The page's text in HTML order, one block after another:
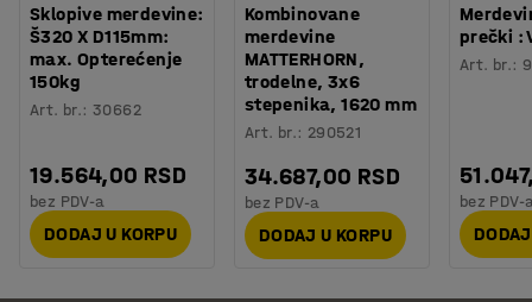
Sklopive merdevine:
Š320 X D115mm:
max. Opterećenje
150kg
Art. br.:30662
19.564,00 RSD
bez PDV-a
DODAJ U KORPU
Kombinovane
merdevine
MATTERHORN,
trodelne, 3x6
stepenika, 1620 mm
Art. br.: 290521
34.687,00 RSD
bez PDV-a
DODAJ U KORPU
prečki :
Art. br.:
bez PDV-